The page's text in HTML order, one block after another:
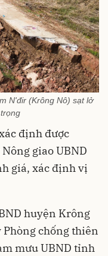
N'đir (Krông Nô) sạt lở
định được
giao UBND
giá, xác định vị
huyện Krông
Phòng chống thiên
mưu UBND tỉnh